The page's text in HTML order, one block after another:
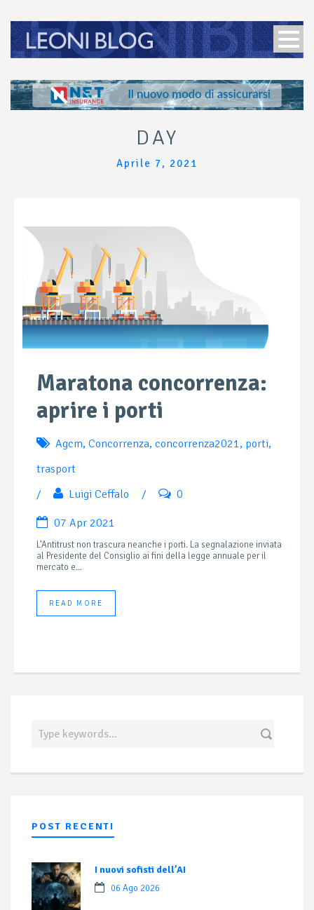
DAY
Aprile 7, 2021
Maratona concorrenza:
aprire i porti
Agcm, Concorrenza, concorrenza2021, porti,
trasport
/
Luigi Ceffalo / 0
07 Apr 2021
L’Antitrust non trascura neanche i porti. La segnalazione inviata
al Presidente del Consiglio ai fini della legge annuale per il
mercato e...
READ MORE
POST RECENTI
I nuovi sofisti dell’AI
06 Ago 2026